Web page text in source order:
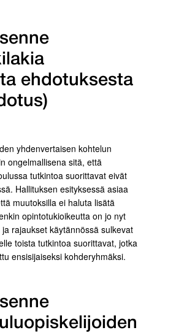
ehdotuksesta
yhdenvertaisen kohtelun
ongelmallisena sitä, että
tutkintoa suorittavat eivät
Hallituksen esityksessä asiaa
muutoksilla ei haluta lisätä
opintotukioikeutta on jo nyt
rajaukset käytännössä sulkevat
toista tutkintoa suorittavat, jotka
ensisijaiseksi kohderyhmäksi.